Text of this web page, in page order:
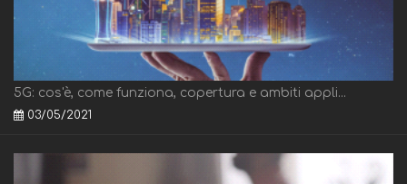
5G: cos'è, come funziona, copertura e ambiti appli...
03/05/2021